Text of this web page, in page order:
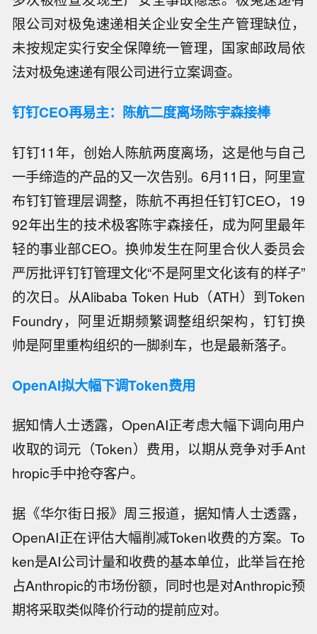
限公司对极兔速递相关企业安全生产管理缺位，
未按规定实行安全保障统一管理，国家邮政局依
法对极兔速递有限公司进行立案调查。
钉钉CEO再易主：陈航二度离场陈宇森接棒
钉钉11年，创始人陈航两度离场，这是他与自己
一手缔造的产品的又一次告别。6月11日，阿里宣
布钉钉管理层调整，陈航不再担任钉钉CEO，19
92年出生的技术极客陈宇森接任，成为阿里最年
轻的事业部CEO。换帅发生在阿里合伙人委员会
严厉批评钉钉管理文化“不是阿里文化该有的样子”
的次日。从Alibaba Token Hub（ATH）到Token
Foundry，阿里近期频繁调整组织架构，钉钉换
帅是阿里重构组织的一脚刹车，也是最新落子。
OpenAI拟大幅下调Token费用
据知情人士透露，OpenAI正考虑大幅下调向用户
收取的词元（Token）费用，以期从竞争对手Ant
hropic手中抢夺客户。
据《华尔街日报》周三报道，据知情人士透露，
OpenAI正在评估大幅削减Token收费的方案。To
ken是AI公司计量和收费的基本单位，此举旨在抢
占Anthropic的市场份额，同时也是对Anthropic预
期将采取类似降价行动的提前应对。